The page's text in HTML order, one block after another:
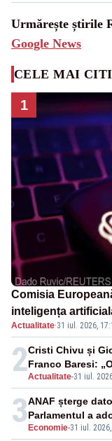
Urmărește știrile
Google News
CELE MAI
1
Comisia
inteligența
Actualitate·31 iul. 2026,
2Actualitate-31 iul.
Cristi Chivu și
Franco Baresi:
3 Economie-31 iul. 2026,
ANAF șterge
Parlamentul a